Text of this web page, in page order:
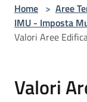
Home > Aree
IMU - Imposta
Valori Aree
Valori